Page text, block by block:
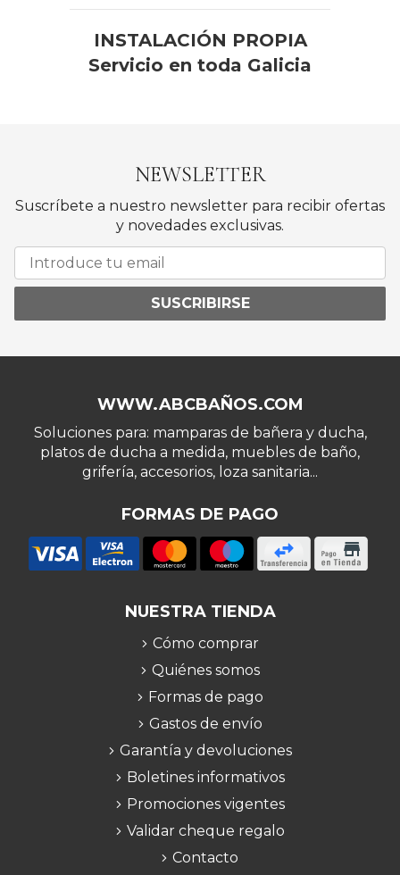
INSTALACIÓN PROPIA
Servicio en toda Galicia
NEWSLETTER
Suscríbete a nuestro newsletter para recibir ofertas
y novedades exclusivas.
SUSCRIBIRSE
WWW.ABCBAÑOS.COM
Soluciones para: mamparas de bañera y ducha,
platos de ducha a medida, muebles de baño,
grifería, accesorios, loza sanitaria...
FORMAS DE PAGO
NUESTRA TIENDA
Cómo comprar
Quiénes somos
Formas de pago
Gastos de envío
Garantía y devoluciones
Boletines informativos
Promociones vigentes
Validar cheque regalo
Contacto